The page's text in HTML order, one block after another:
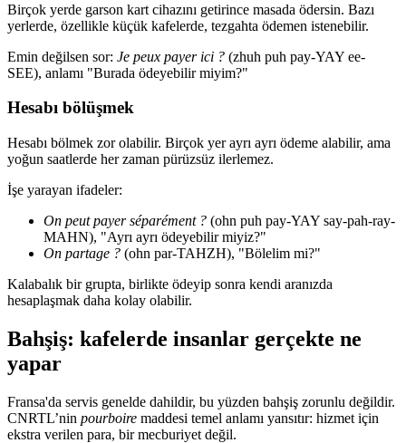
Birçok yerde garson kart cihazını getirince masada ödersin. Bazı
yerlerde, özellikle küçük kafelerde, tezgahta ödemen istenebilir.
Emin değilsen sor: Je peux payer ici ? (zhuh puh pay-YAY ee-
SEE), anlamı "Burada ödeyebilir miyim?"
Hesabı bölüşmek
Hesabı bölmek zor olabilir. Birçok yer ayrı ayrı ödeme alabilir, ama
yoğun saatlerde her zaman pürüzsüz ilerlemez.
İşe yarayan ifadeler:
On peut payer séparément ? (ohn puh pay-YAY say-pah-ray-
MAHN), "Ayrı ayrı ödeyebilir miyiz?"
On partage ? (ohn par-TAHZH), "Bölelim mi?"
Kalabalık bir grupta, birlikte ödeyip sonra kendi aranızda
hesaplaşmak daha kolay olabilir.
Bahşiş: kafelerde insanlar gerçekte ne
yapar
Fransa'da servis genelde dahildir, bu yüzden bahşiş zorunlu değildir.
CNRTL’nin pourboire maddesi temel anlamı yansıtır: hizmet için
ekstra verilen para, bir mecburiyet değil.